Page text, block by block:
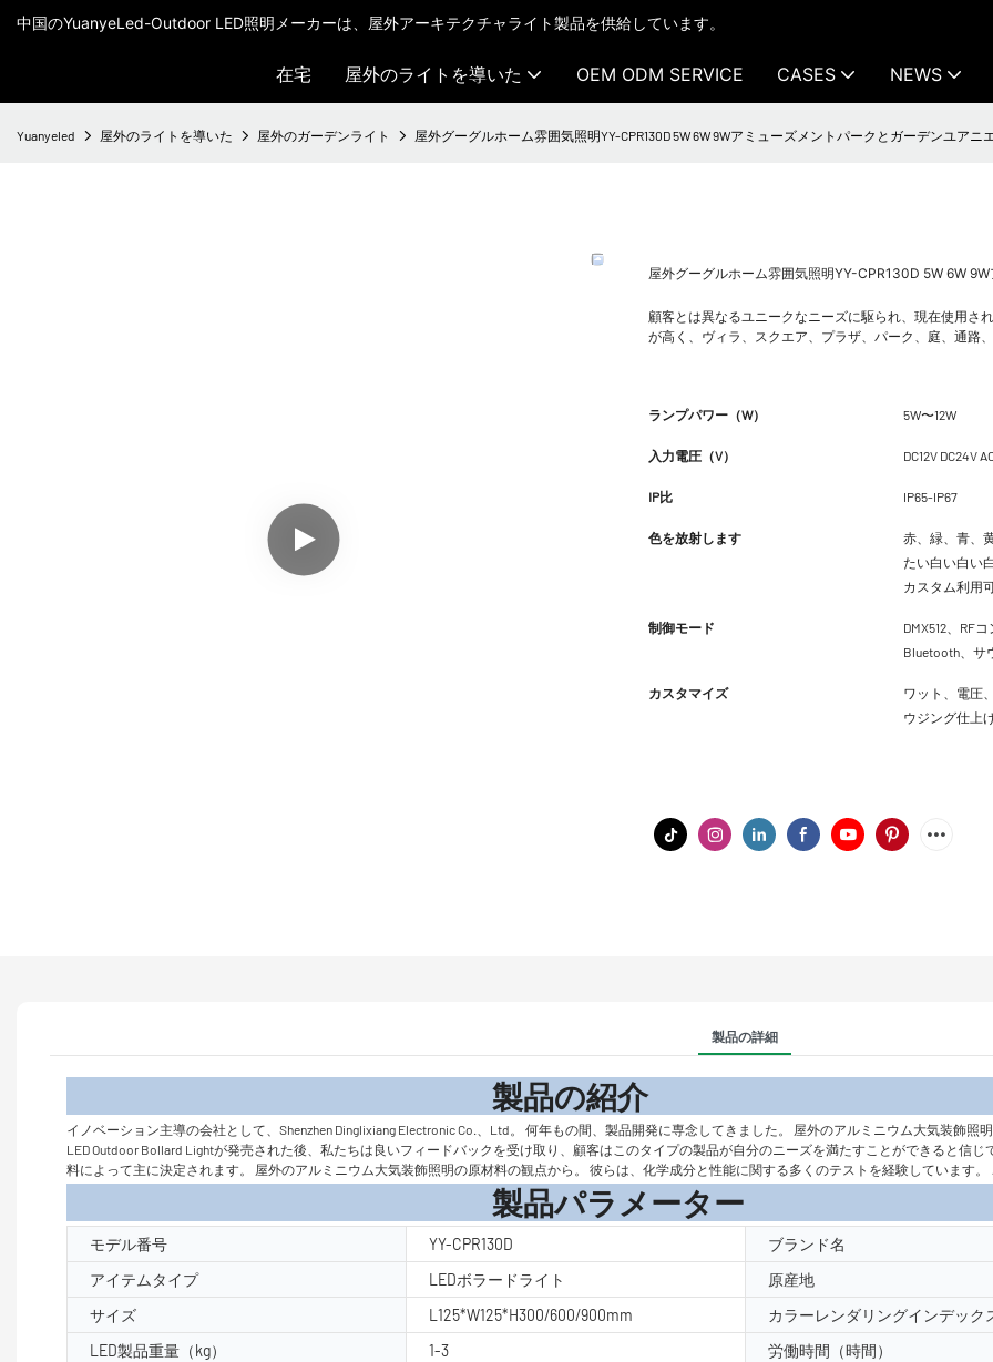
中国のYuanyeLed-Outdoor LED照明メーカーは、屋外アーキテクチャライト製品を供給しています。
在宅 屋外のライトを導いた OEM ODM SERVICE CASES NEWS
Yuanyeled 屋外のライトを導いた 屋外のガーデンライト 屋外グーグルホーム雰囲気照明YY-CPR130D 5W 6W 9Wアミューズメントパークとガーデンユアニ
屋外グーグルホーム雰囲気照明YY-CPR130D 5W 6W
顧客とは異なるユニークなニーズに駆られ、現在使用さ
が高く、ヴィラ、スクエア、プラザ、パーク、庭、通路
ランプパワー（W） 5W〜12W
入力電圧（V） DC12V DC24V
IP比 IP65-IP67
色を放射します
赤、緑、青、
たい白い白い
カスタム利用
制御モード
DMX512、RF
Bluetooth、サ
カスタマイズ
ワット、電圧
ウジング仕上
製品の詳細
製品の紹
イノベーション主導の会社として、Shenzhen Dinglixiang Electronic Co.、Ltd。 何年もの間、製品開発に専念してきました。 屋外のアルミニウム大気装飾
LED Outdoor Bollard Lightが発売された後、私たちは良いフィードバックを受け取り、顧客はこのタイプの製品が自分のニーズを満たすことができると信
料によって主に決定されます。 屋外のアルミニウム大気装飾照明の原材料の観点から。 彼らは、化学成分と性能に関する多くのテストを経験しています
製品パラメーター
モデル番号 YY-CPR130D
ブランド名
アイテムタイプ
LEDボラードライト
原産地
サイズ
L125*W125*H300/600/900mm
カラーレンダリングインデック
LED製品重量（kg）
1-3
労働時間（時間）